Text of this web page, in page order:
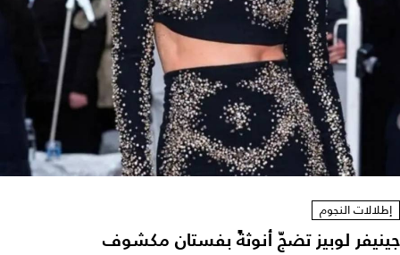
إطلالات النجوم
جينيفر لوبيز تضجّ أنوثةً بفستان مكشوف